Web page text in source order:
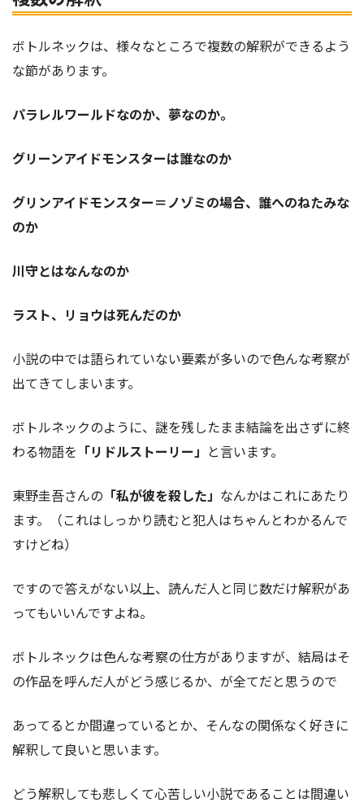
ボトルネックは、様々なところで複数の解釈ができるよう
な節があります。
パラレルワールドなのか、夢なのか。
グリーンアイドモンスターは誰なのか
グリンアイドモンスター＝ノゾミの場合、誰へのねたみな
のか
川守とはなんなのか
ラスト、リョウは死んだのか
小説の中では語られていない要素が多いので色んな考察が
出てきてしまいます。
ボトルネックのように、謎を残したまま結論を出さずに終
わる物語を 「リドルストーリー」 と言います。
東野圭吾さんの 「私が彼を殺した」 なんかはこれにあたり
ます。（これはしっかり読むと犯人はちゃんとわかるんで
すけどね）
ですので答えがない以上、読んだ人と同じ数だけ解釈があ
ってもいいんですよね。
ボトルネックは色んな考察の仕方がありますが、結局はそ
の作品を呼んだ人がどう感じるか、が全てだと思うので
あってるとか間違っているとか、そんなの関係なく好きに
解釈して良いと思います。
どう解釈しても悲しくて心苦しい小説であることは間違い